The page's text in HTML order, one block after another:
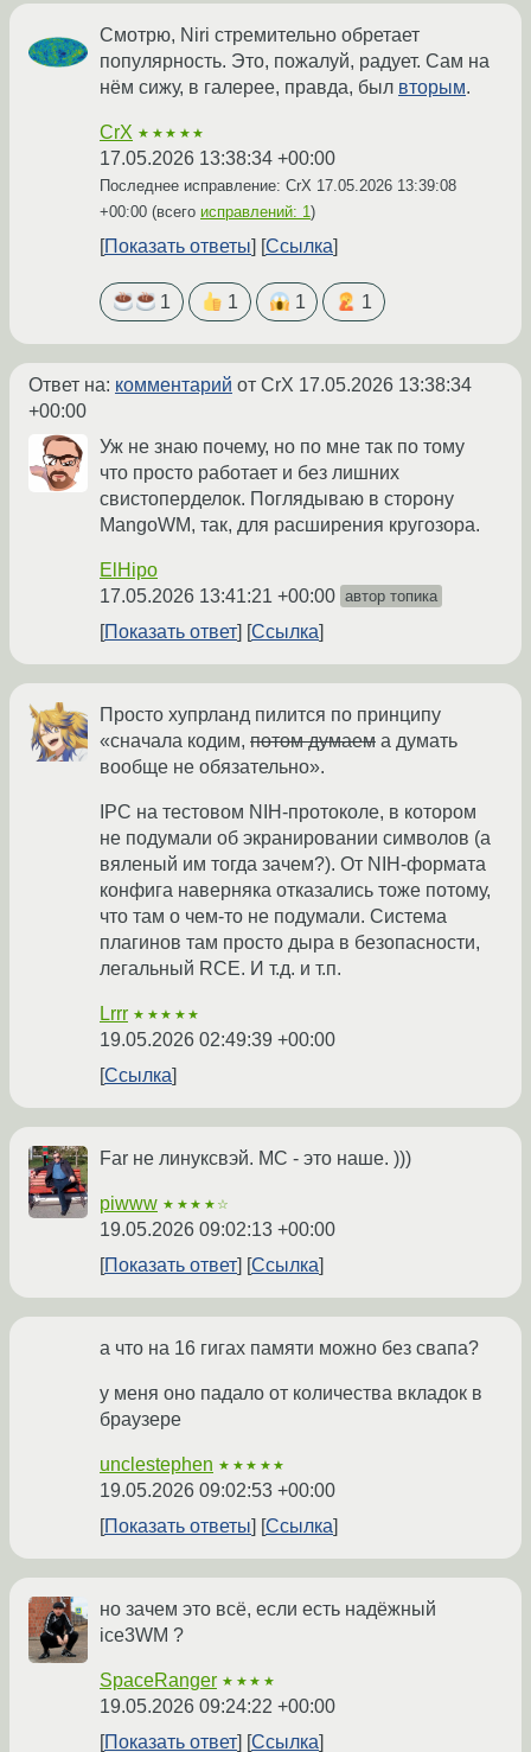
Смотрю, Niri стремительно обретает
популярность. Это, пожалуй, радует. Сам на
нём сижу, в галерее, правда, был вторым.
CrX ★★★★★
17.05.2026 13:38:34 +00:00
Последнее исправление: CrX 17.05.2026 13:39:08
+00:00 (всего исправлений: 1)
Показать ответы Ссылка
1 1 1 1
Ответ на: комментарий от CrX 17.05.2026 13:38:34
+00:00
Уж не знаю почему, но по мне так по тому
что просто работает и без лишних
свистоперделок. Поглядываю в сторону
MangoWM, так, для расширения кругозора.
ElHipo
17.05.2026 13:41:21 +00:00 автор топика
Показать ответ Ссылка
Просто хупрланд пилится по принципу
«сначала кодим, потом думаем а думать
вообще не обязательно».
IPC на тестовом NIH-протоколе, в котором
не подумали об экранировании символов (а
вяленый им тогда зачем?). От NIH-формата
конфига наверняка отказались тоже потому,
что там о чем-то не подумали. Система
плагинов там просто дыра в безопасности,
легальный RCE. И т.д. и т.п.
Lrrr ★★★★★
19.05.2026 02:49:39 +00:00
Ссылка
Far не линуксвэй. MC - это наше. )))
piwww ★★★★☆
19.05.2026 09:02:13 +00:00
Показать ответ
Ссылка
а что на 16 гигах памяти можно без свапа?
у меня оно падало от количества вкладок в
браузере
unclestephen ★★★★★
19.05.2026 09:02:53 +00:00
Показать ответы
Ссылка
но зачем это всё, если есть надёжный
ice3WM ?
SpaceRanger ★★★★
19.05.2026 09:24:22 +00:00
Показать ответ
Ссылка